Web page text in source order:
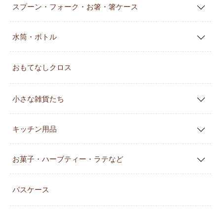
スプーン・フォーク・お箸・箸ケース
水筒・ボトル
おもてなしクロス
小さな雑貨たち
キッチン用品
お菓子・ハーブティー・ラテなど
パスケース